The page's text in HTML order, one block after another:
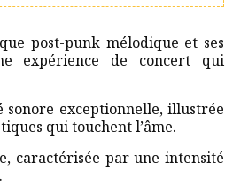
post-punk mélodique et ses
expérience de concert qui
exceptionnelle, illustrée
qui touchent l’âme.
caractérisée par une intensité